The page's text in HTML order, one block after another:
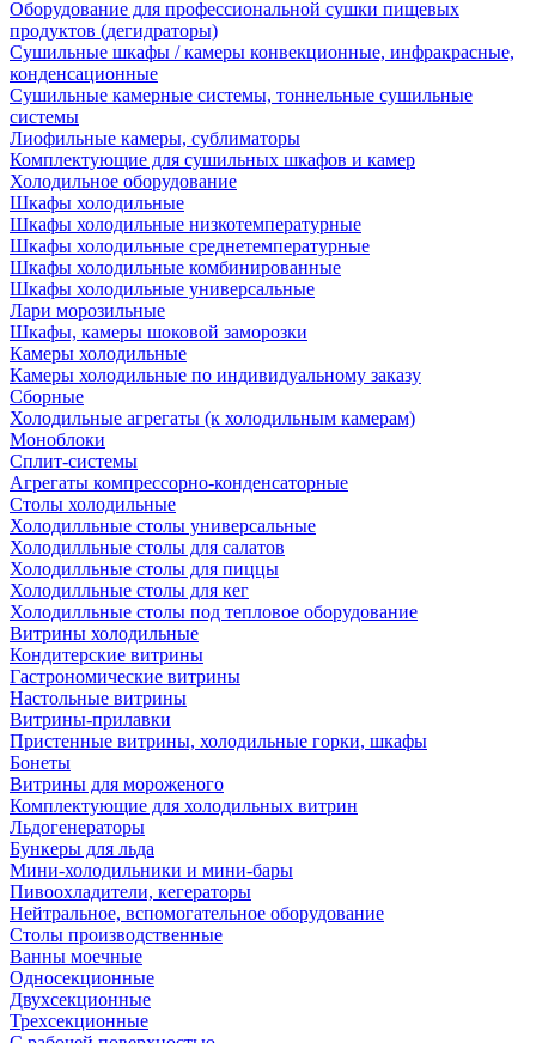
Оборудование для профессиональной сушки пищевых
продуктов (дегидраторы)
Сушильные шкафы / камеры конвекционные, инфракрасные,
конденсационные
Сушильные камерные системы, тоннельные сушильные
системы
Лиофильные камеры, сублиматоры
Комплектующие для сушильных шкафов и камер
Холодильное оборудование
Шкафы холодильные
Шкафы холодильные низкотемпературные
Шкафы холодильные среднетемпературные
Шкафы холодильные комбинированные
Шкафы холодильные универсальные
Лари морозильные
Шкафы, камеры шоковой заморозки
Камеры холодильные
Камеры холодильные по индивидуальному заказу
Сборные
Холодильные агрегаты (к холодильным камерам)
Моноблоки
Сплит-системы
Агрегаты компрессорно-конденсаторные
Столы холодильные
Холодилльные столы универсальные
Холодилльные столы для салатов
Холодилльные столы для пиццы
Холодилльные столы для кег
Холодилльные столы под тепловое оборудование
Витрины холодильные
Кондитерские витрины
Гастрономические витрины
Настольные витрины
Витрины-прилавки
Пристенные витрины, холодильные горки, шкафы
Бонеты
Витрины для мороженого
Комплектующие для холодильных витрин
Льдогенераторы
Бункеры для льда
Мини-холодильники и мини-бары
Пивоохладители, кегераторы
Нейтральное, вспомогательное оборудование
Столы производственные
Ванны моечные
Односекционные
Двухсекционные
Трехсекционные